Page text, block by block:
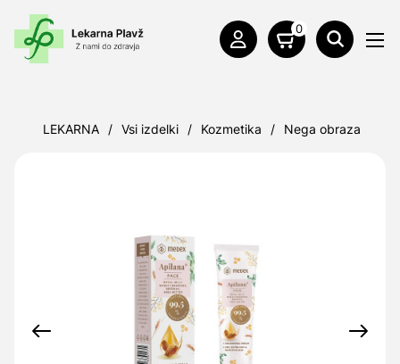
0
LEKARNA / Vsi izdelki / Kozmetika / Nega obraza